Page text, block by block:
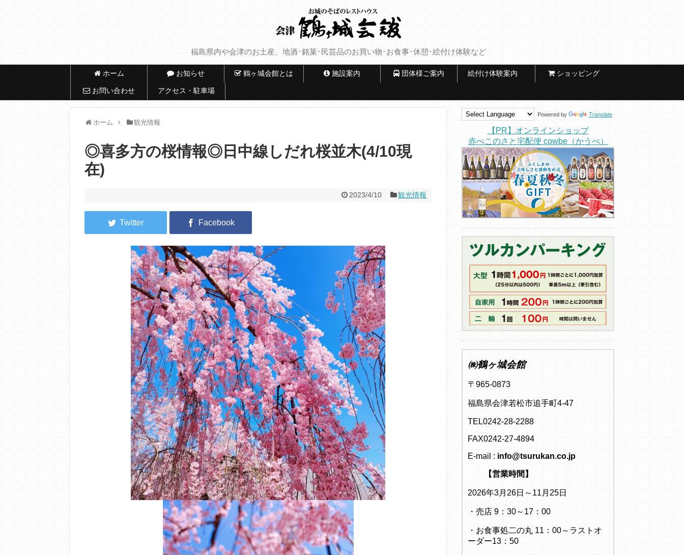
福島県内や会津のお土産、地酒･銘菓･民芸品のお買い物･お食事･休憩･絵付け体験など
ホーム お知らせ 鶴ヶ城会館とは 施設案内 団体様ご案内 絵付け体験案内 ショッピング
お問い合わせ アクセス・駐車場
ホーム 観光情報
◎喜多方の桜情報◎日中線しだれ桜並木(4/10現
在)
2023/4/10 観光情報
Powered by Translate
【PR】オンラインショップ
赤べこのさと宅配便 cowbe（かうべ）
㈱鶴ヶ城会館
〒965-0873
福島県会津若松市追手町4-47
TEL0242-28-2288
FAX0242-27-4894
E-mail : info@tsurukan.co.jp
【営業時間】
2026年3月26日～11月25日
・売店 9：30～17：00
・お食事処二の丸 11：00～ラストオ
ーダー13：50